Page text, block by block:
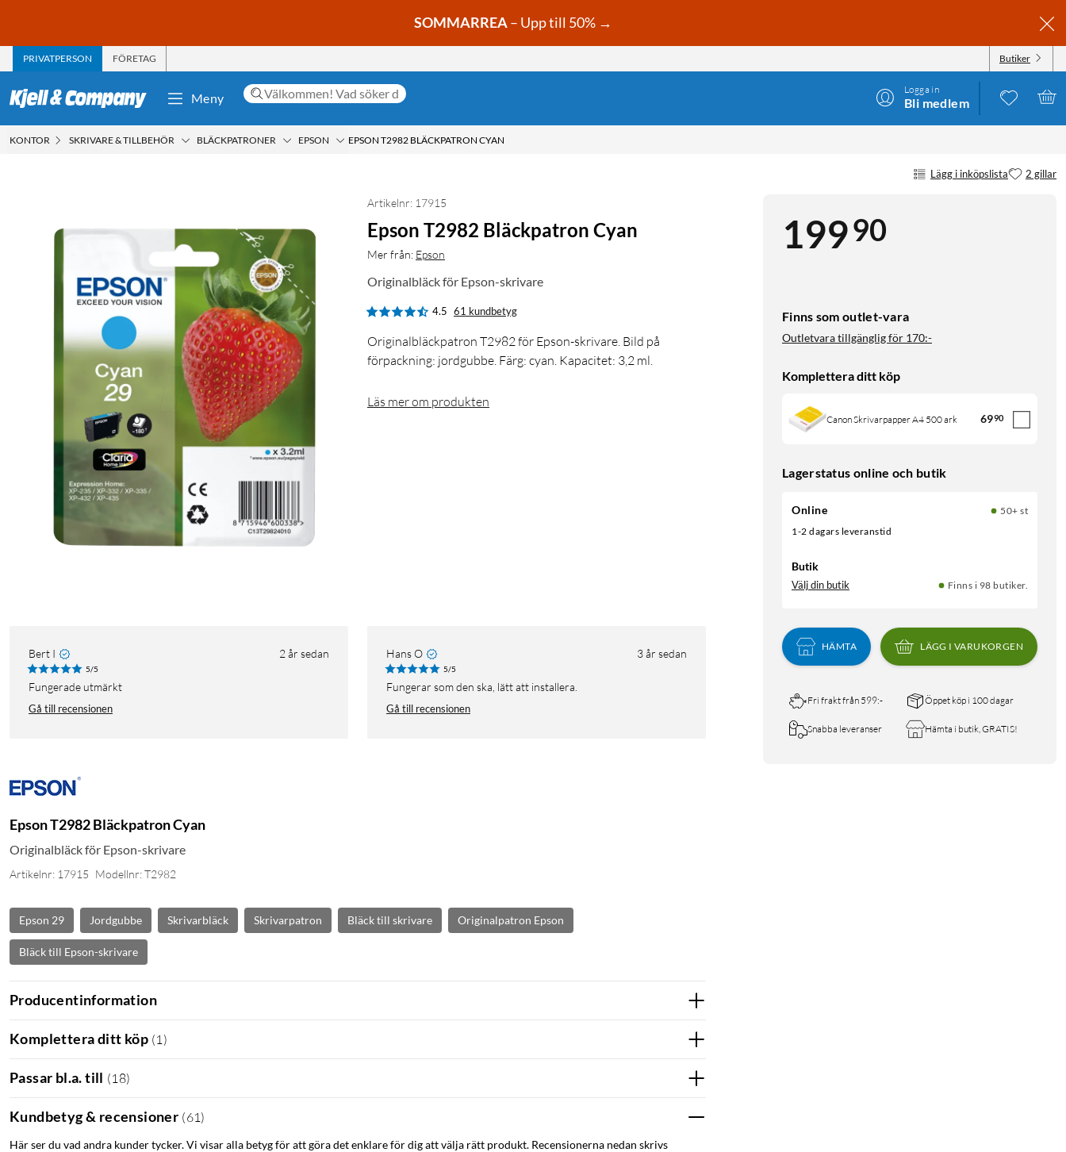
SOMMARREA– Upp till 50% →
PRIVATPERSON FÖRETAG Butiker
Meny
Logga in
Bli medlem
KONTOR SKRIVARE & TILLBEHÖR BLÄCKPATRONER EPSON EPSON T2982 BLÄCKPATRON CYAN
Lägg i inköpslista 2 gillar
19990
Finns som outlet-vara
Outletvara tillgänglig för 170:-
Komplettera ditt köp
Canon Skrivarpapper A4 500 ark 6990
Lagerstatus online och butik
Online
50+ st
1-2 dagars leveranstid
Butik
Välj din butik Finns i 98 butiker.
HÄMTA LÄGG I VARUKORGEN
Fri frakt från 599:- Öppet köp i 100 dagar
Snabba leveranser Hämta i butik, GRATIS!
Artikelnr: 17915
Epson T2982 Bläckpatron Cyan
Mer från: Epson
Originalbläck för Epson-skrivare
4.5 61 kundbetyg
Originalbläckpatron T2982 för Epson-skrivare. Bild på
förpackning: jordgubbe. Färg: cyan. Kapacitet: 3,2 ml.
Läs mer om produkten
Bert I 2 år sedan
5/5
fungerade utmärkt
Gå till recensionen
Hans O 3 år sedan
5/5
Fungerar som den ska, lätt att installera.
Gå till recensionen
Epson T2982 Bläckpatron Cyan
Originalbläck för Epson-skrivare
Artikelnr: 17915 Modellnr: T2982
Epson 29 Jordgubbe Skrivarbläck Skrivarpatron Bläck till skrivare Originalpatron Epson
Bläck till Epson-skrivare
Producentinformation
Komplettera ditt köp (1)
Passar bl.a. till (18)
Kundbetyg & recensioner (61)
Här ser du vad andra kunder tycker. Vi visar alla betyg för att göra det enklare för dig att välja rätt produkt. Recensionerna nedan skrivs